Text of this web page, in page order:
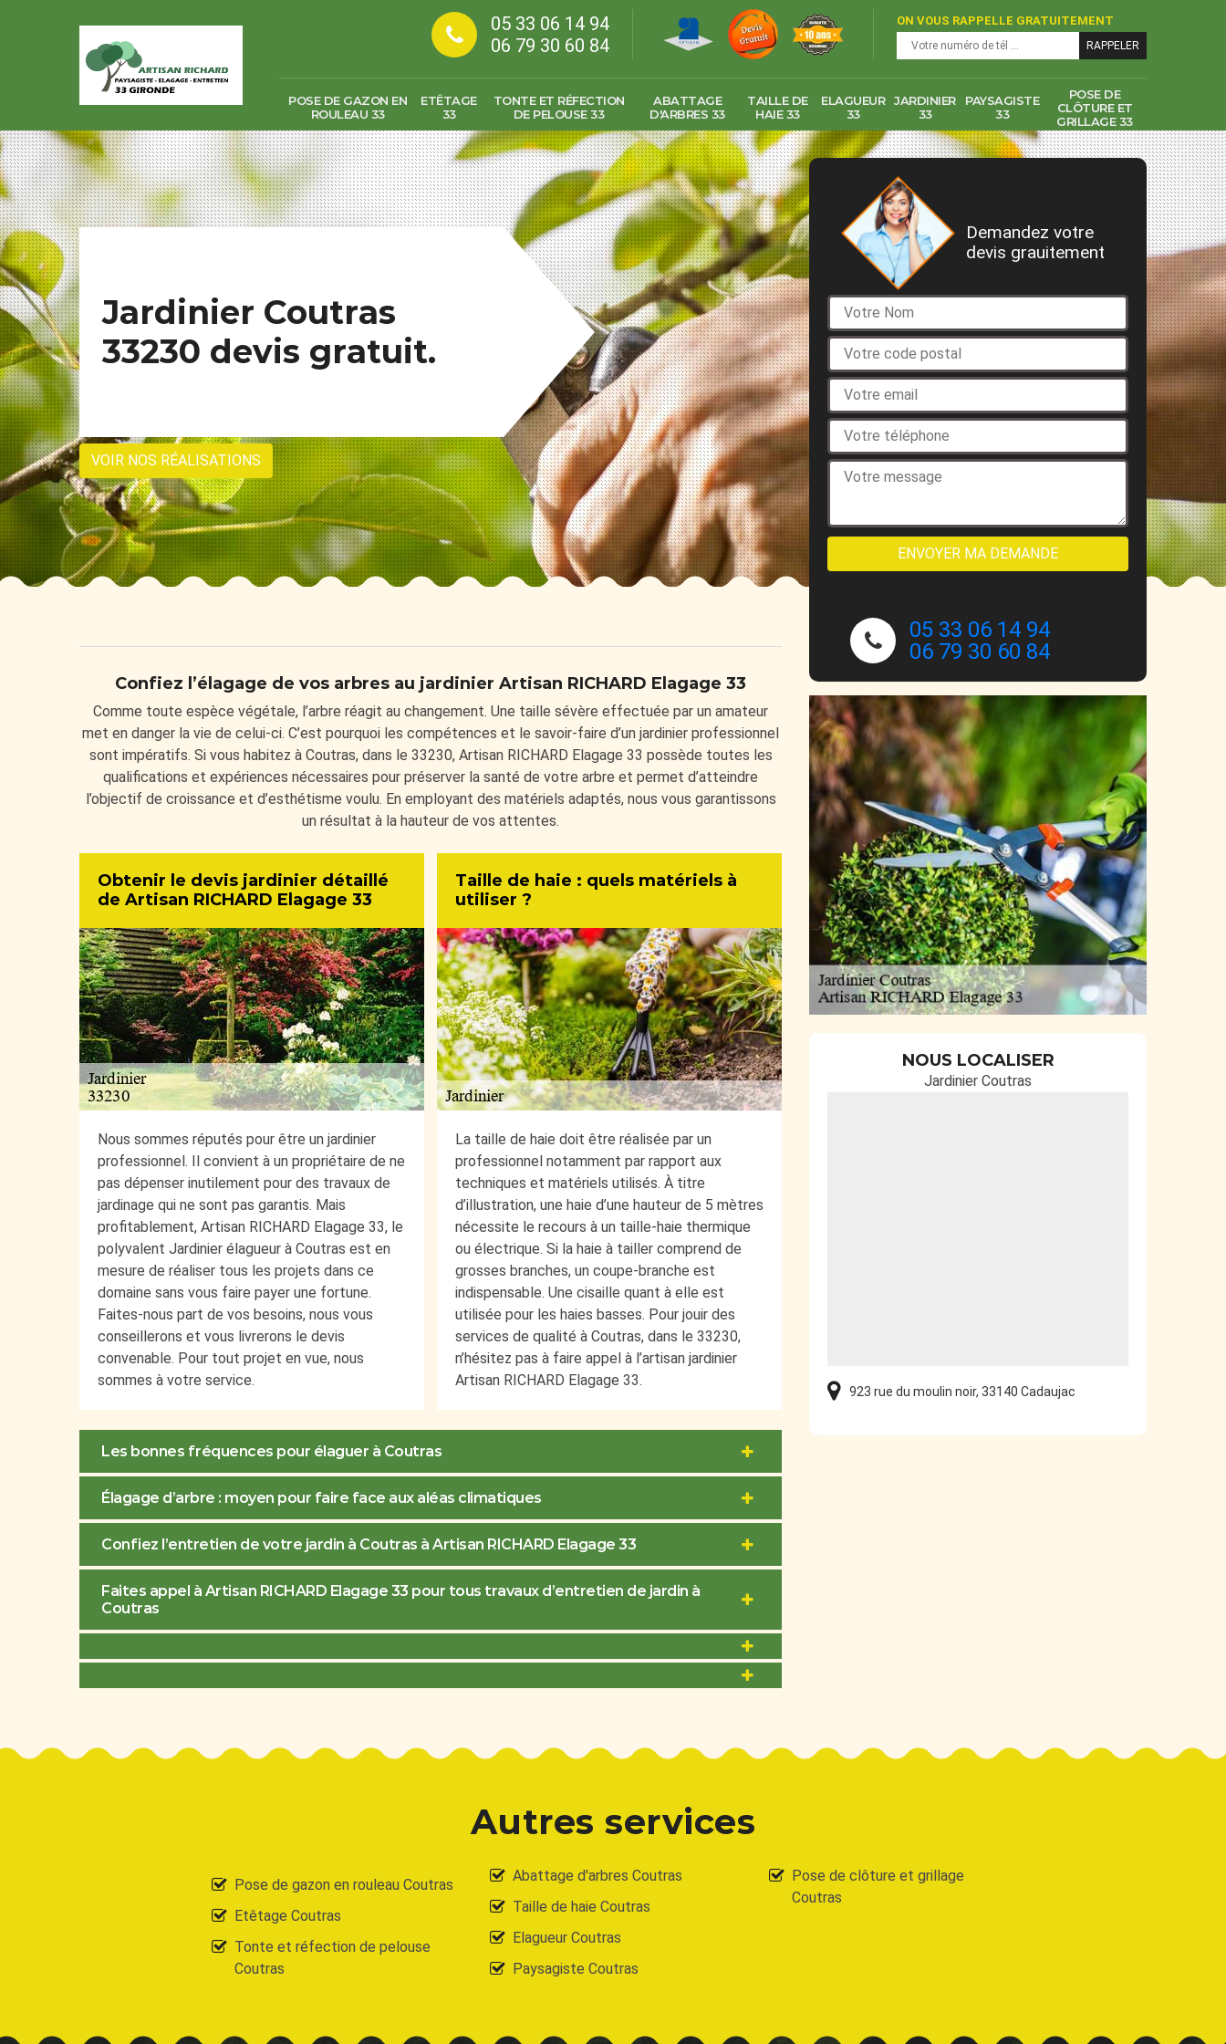
05 33 06 14 94
06 79 30 60 84
ON VOUS RAPPELLE GRATUITEMENT
POSE DE GAZON EN
ROULEAU 33
ETÊTAGE
33
TONTE ET RÉFECTION
DE PELOUSE 33
ABATTAGE
D'ARBRES 33
TAILLE DE
HAIE 33
ELAGUEUR
33
JARDINIER
33
PAYSAGISTE
33
POSE DE
CLÔTURE ET
GRILLAGE 33
Jardinier Coutras
33230 devis gratuit.
VOIR NOS RÉALISATIONS
Confiez l’élagage de vos arbres au jardinier Artisan RICHARD Elagage 33
Comme toute espèce végétale, l’arbre réagit au changement. Une taille sévère effectuée par un amateur
met en danger la vie de celui-ci. C’est pourquoi les compétences et le savoir-faire d’un jardinier professionnel
sont impératifs. Si vous habitez à Coutras, dans le 33230, Artisan RICHARD Elagage 33 possède toutes les
qualifications et expériences nécessaires pour préserver la santé de votre arbre et permet d’atteindre
l’objectif de croissance et d’esthétisme voulu. En employant des matériels adaptés, nous vous garantissons
un résultat à la hauteur de vos attentes.
Obtenir le devis jardinier détaillé
de Artisan RICHARD Elagage 33
Nous sommes réputés pour être un jardinier
professionnel. Il convient à un propriétaire de ne
pas dépenser inutilement pour des travaux de
jardinage qui ne sont pas garantis. Mais
profitablement, Artisan RICHARD Elagage 33, le
polyvalent Jardinier élagueur à Coutras est en
mesure de réaliser tous les projets dans ce
domaine sans vous faire payer une fortune.
Faites-nous part de vos besoins, nous vous
conseillerons et vous livrerons le devis
convenable. Pour tout projet en vue, nous
sommes à votre service.
Taille de haie : quels matériels à
utiliser ?
La taille de haie doit être réalisée par un
professionnel notamment par rapport aux
techniques et matériels utilisés. À titre
d’illustration, une haie d’une hauteur de 5 mètres
nécessite le recours à un taille-haie thermique
ou électrique. Si la haie à tailler comprend de
grosses branches, un coupe-branche est
indispensable. Une cisaille quant à elle est
utilisée pour les haies basses. Pour jouir des
services de qualité à Coutras, dans le 33230,
n’hésitez pas à faire appel à l’artisan jardinier
Artisan RICHARD Elagage 33.
Les bonnes fréquences pour élaguer à Coutras
Élagage d’arbre : moyen pour faire face aux aléas climatiques
Confiez l’entretien de votre jardin à Coutras à Artisan RICHARD Elagage 33
Faites appel à Artisan RICHARD Elagage 33 pour tous travaux d’entretien de jardin à
Coutras
Demandez votre
devis grauitement
05 33 06 14 94
06 79 30 60 84
NOUS LOCALISER
Jardinier Coutras
923 rue du moulin noir, 33140 Cadaujac
Autres services
Pose de gazon en rouleau Coutras
Etêtage Coutras
Tonte et réfection de pelouse
Coutras
Abattage d'arbres Coutras
Taille de haie Coutras
Elagueur Coutras
Paysagiste Coutras
Pose de clôture et grillage
Coutras